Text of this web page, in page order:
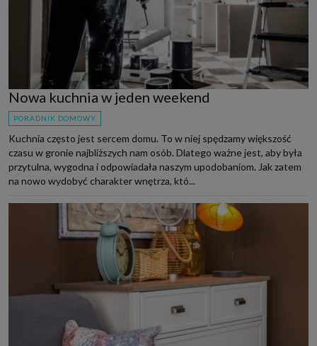
Nowa kuchnia w jeden weekend
PORADNIK DOMOWY
Kuchnia często jest sercem domu. To w niej spędzamy większość
czasu w gronie najbliższych nam osób. Dlatego ważne jest, aby była
przytulna, wygodna i odpowiadała naszym upodobaniom. Jak zatem
na nowo wydobyć charakter wnętrza, któ...